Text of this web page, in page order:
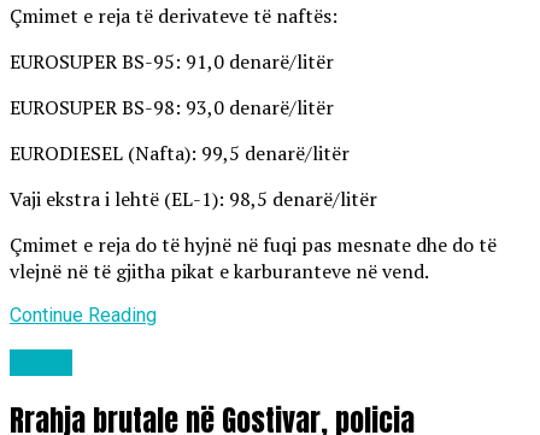
Çmimet e reja të derivateve të naftës:
EUROSUPER BS-95: 91,0 denarë/litër
EUROSUPER BS-98: 93,0 denarë/litër
EURODIESEL (Nafta): 99,5 denarë/litër
Vaji ekstra i lehtë (EL-1): 98,5 denarë/litër
Çmimet e reja do të hyjnë në fuqi pas mesnate dhe do të
vlejnë në të gjitha pikat e karburanteve në vend.
Continue Reading
Rrahja brutale në Gostivar, policia